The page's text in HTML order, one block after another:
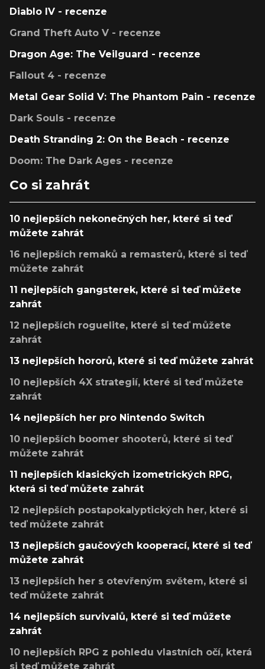
Diablo IV - recenze
Grand Theft Auto V - recenze
Dragon Age: The Veilguard - recenze
Fallout 4 - recenze
Metal Gear Solid V: The Phantom Pain - recenze
Dark Souls - recenze
Death Stranding 2: On the Beach - recenze
Doom: The Dark Ages - recenze
Co si zahrát
10 nejlepších nekonečných her, které si teď
můžete zahrát
16 nejlepších remaků a remasterů, které si teď
můžete zahrát
11 nejlepších gangsterek, které si teď můžete
zahrát
12 nejlepších roguelite, které si teď můžete
zahrát
13 nejlepších hororů, které si teď můžete zahrát
10 nejlepších 4X strategií, které si teď můžete
zahrát
14 nejlepších her pro Nintendo Switch
10 nejlepších boomer shooterů, které si teď
můžete zahrát
11 nejlepších klasických izometrických RPG,
která si teď můžete zahrát
12 nejlepších postapokalyptických her, které si
teď můžete zahrát
13 nejlepších gaučových kooperací, které si teď
můžete zahrát
13 nejlepších her s otevřeným světem, které si
teď můžete zahrát
14 nejlepších survivalů, které si teď můžete
zahrát
10 nejlepších RPG z pohledu vlastních očí, která
si teď můžete zahrát